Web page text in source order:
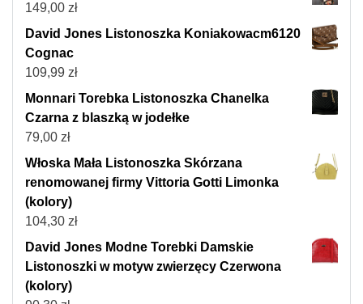
149,00 zł
David Jones Listonoszka Koniakowacm6120
Cognac
109,99 zł
Monnari Torebka Listonoszka Chanelka
Czarna z blaszką w jodełke
79,00 zł
Włoska Mała Listonoszka Skórzana
renomowanej firmy Vittoria Gotti Limonka
(kolory)
104,30 zł
David Jones Modne Torebki Damskie
Listonoszki w motyw zwierzęcy Czerwona
(kolory)